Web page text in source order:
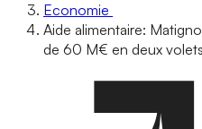
Economie
Aide alimentaire:
de 60 M€ en deux volets